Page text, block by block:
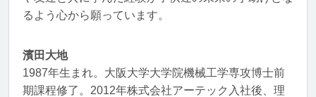
るよう心から願っています。
濱田大地
1987年生まれ。大阪大学大学院機械工学専攻博士前
期課程修了。2012年株式会社アーテック入社後、理